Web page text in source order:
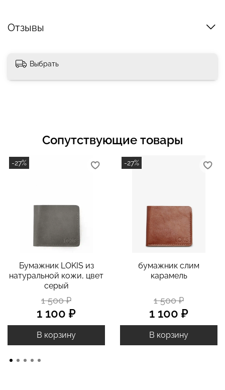
Отзывы
Выбрать
Сопутствующие товары
-27%
Бумажник LOKIS из
натуральной кожи, цвет
серый
1 500 ₽
1 100 ₽
В корзину
-27%
бумажник слим
карамель
1 500 ₽
1 100 ₽
В корзину